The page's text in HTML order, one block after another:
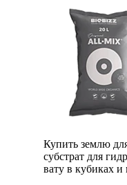
Купить землю
субстрат для
вату в кубиках и